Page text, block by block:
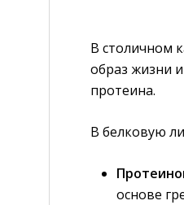
В столичном
образ жизни
протеина.
В белковую
основе